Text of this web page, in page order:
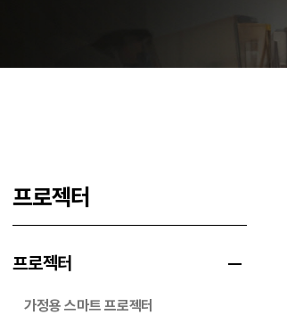
프로젝터
프로젝터
가정용 스마트 프로젝터